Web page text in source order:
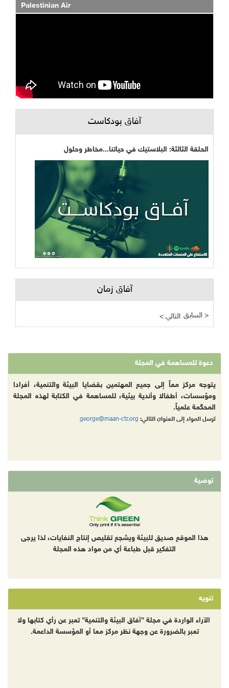
Palestinian Air
آفاق بودكاست
الحلقة الثالثة: البلاستيك في حياتنا...مخاطر وحلول
آفاق زمان
< التالي السابق >
دعوة للمساهمة في المجلة
يتوجه مركز معاً إلى جميع المهتمين بقضايا البيئة والتنمية، أفرادا
ومؤسسات، أطفالا وأندية بيئية، للمساهمة في الكتابة لهذه المجلة
المحكّمة علمياً.
ترسل المواد إلى العنوان التالي: george@maan-ctr.org
توصية
هذا الموقع صديق للبيئة ويشجع تقليص إنتاج النفايات، لذا يرجى
التفكير قبل طباعة أي من مواد هذه المجلة
تنويه
الآراء الواردة في مجلة "آفاق البيئة والتنمية" تعبر عن رأي كتابها ولا
تعبر بالضرورة عن وجهة نظر مركز معا أو المؤسسة الداعمة.